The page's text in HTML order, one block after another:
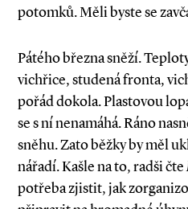
potomků. Měli byste se
Pátého března sněží.
vichřice, studená fronta,
pořád dokola. Plastovou
se s ní nenamáhá. Ráno
sněhu. Zato běžky by měl
nářadí. Kašle na to, radši čte
potřeba zjistit, jak